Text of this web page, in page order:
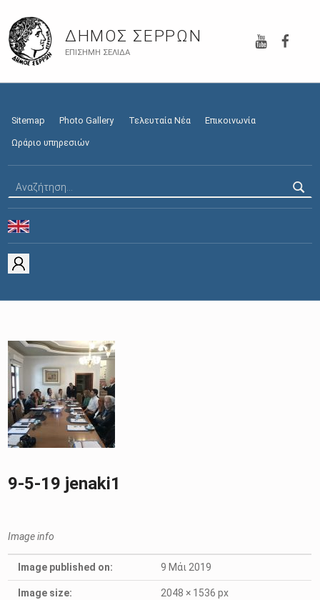
ΔΉΜΟΣ ΣΕΡΡΏΝ
ΕΠΊΣΗΜΗ ΣΕΛΊΔΑ
Sitemap Photo Gallery Τελευταία Νέα Επικοινωνία
Ωράριο υπηρεσιών
9-5-19 jenaki1
Image info
Image published on: 9 Μάι 2019
Image size: 2048 × 1536 px